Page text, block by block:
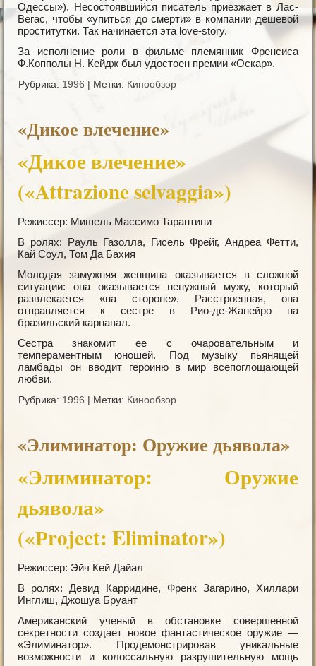
Одессы»). Несостоявшийся писатель приезжает в Лас-
Вегас, чтобы «упиться до смерти» в компании дешевой
проститутки. Так начинается эта love-story.
За исполнение роли в фильме племянник Френсиса
Ф.Копполы Н. Кейдж был удостоен премии «Оскар».
Рубрика: 1996 | Метки: Кинообзор
«Дикое влечение»
«Дикое влечение»
(«Attrazione selvaggia»)
Режиссер: Мишель Массимо Тарантини
В ролях: Рауль Газолла, Гисель Фрейг, Андреа Фетти,
Кай Соул, Том Да Бахия
Молодая замужняя женщина оказывается в сложной
ситуации: она оказывается ненужный мужу, который
развлекается «на стороне». Расстроенная, она
отправляется к сестре в Рио-де-Жанейро на
бразильский карнавал.
Сестра знакомит ее с очаровательным и
темпераментным юношей. Под музыку пьянящей
ламбады он вводит героиню в мир всепоглощающей
любви.
Рубрика: 1996 | Метки: Кинообзор
«Элиминатор: Оружие дьявола»
«Элиминатор: Оружие
дьявола»
(«Рroject: Eliminator»)
Режиссер: Эйч Кей Дайал
В ролях: Девид Карридине, Френк Загарино, Хиллари
Инглиш, Джошуа Бруант
Американский ученый в обстановке совершенной
секретности создает новое фантастическое оружие —
«Элиминатор». Продемонстрировав уникальные
возможности и колоссальную разрушительную мощь